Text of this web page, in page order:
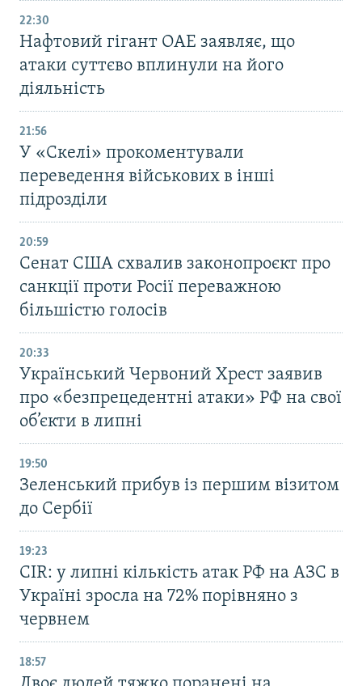
22:30
Нафтовий гігант ОАЕ заявляє, що
атаки суттєво вплинули на його
діяльність
21:56
У «Скелі» прокоментували
переведення військових в інші
підрозділи
20:59
Cенат США схвалив законопроєкт про
санкції проти Росії переважною
більшістю голосів
20:33
Український Червоний Хрест заявив
про «безпрецедентні атаки» РФ на свої
об’єкти в липні
19:50
Зеленський прибув із першим візитом
до Сербії
19:23
CIR: у липні кількість атак РФ на АЗС в
Україні зросла на 72% порівняно з
червнем
18:57